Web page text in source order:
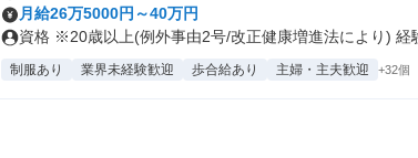
月給26万5000円～40万円
資格 ※20歳以上(例外事由2号/改正健康増進法により) 経
制服あり 業界未経験歓迎 歩合給あり 主婦・主夫歓迎 +32個